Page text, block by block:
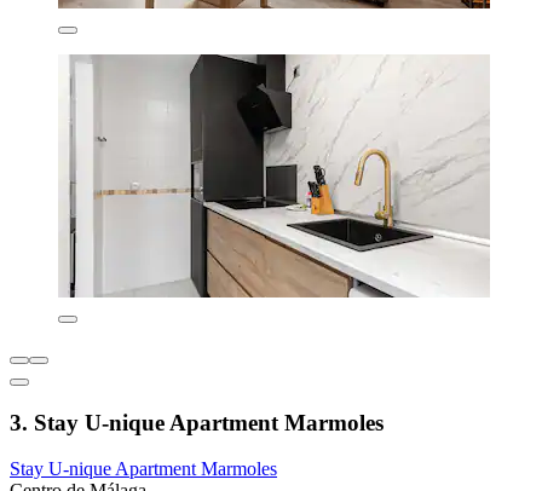
3. Stay U-nique Apartment Marmoles
Stay U-nique Apartment Marmoles